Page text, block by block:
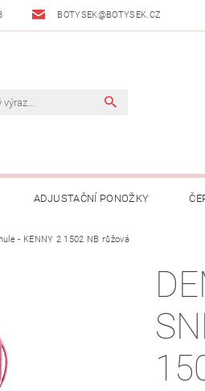
BOTYSEK@BOTYSEK.CZ
ADJUSTAČNÍ PONOŽKY
O NÁS KONTAKTY
O ADJUSTAČNÍCH
- KENNY 2 1502 NB růžová